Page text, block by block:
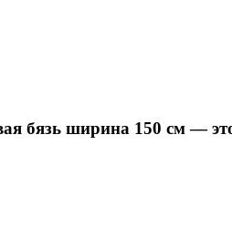
бязь ширина 150 см —